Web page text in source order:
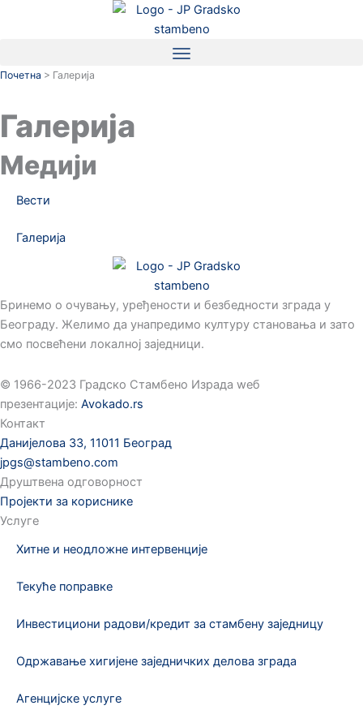
Почетна > Галерија
Галерија
Медији
Вести
Галерија
Бринемо о очувању, уређености и безбедности зграда у
Београду. Желимо да унапредимо културу становања и зато
смо посвећени локалној заједници.
©️ 1966-2023 Градско Стамбено Израда wеб
презентације: Avokado.rs
Контакт
Данијелова 33, 11011 Београд
jpgs@stambeno.com
Друштвена одговорност
Пројекти за кориснике
Услуге
Хитне и неодложне интервенције
Текуће поправке
Инвестициони радови/кредит за стамбену заједницу
Одржавање хигијене заједничких делова зграда
Агенцијске услуге